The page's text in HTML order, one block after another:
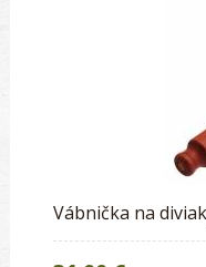
Vábnička na